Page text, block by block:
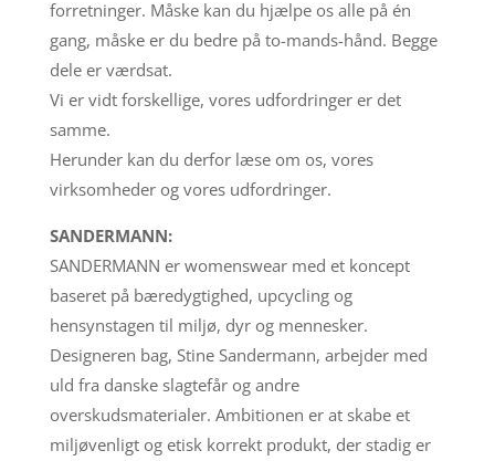
forretninger. Måske kan du hjælpe os alle på én
gang, måske er du bedre på to-mands-hånd. Begge
dele er værdsat.
Vi er vidt forskellige, vores udfordringer er det
samme.
Herunder kan du derfor læse om os, vores
virksomheder og vores udfordringer.
SANDERMANN:
SANDERMANN er womenswear med et koncept
baseret på bæredygtighed, upcycling og
hensynstagen til miljø, dyr og mennesker.
Designeren bag, Stine Sandermann, arbejder med
uld fra danske slagtefår og andre
overskudsmaterialer. Ambitionen er at skabe et
miljøvenligt og etisk korrekt produkt, der stadig er